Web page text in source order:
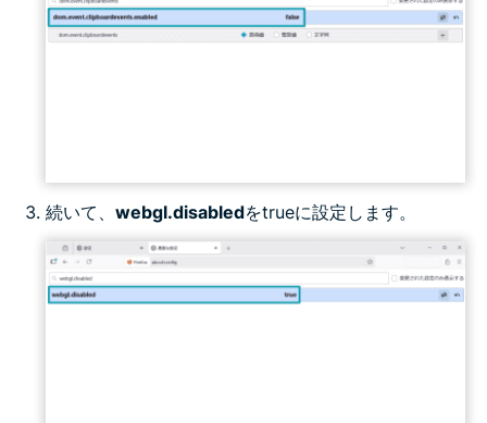
続いて、 webgl.disabledをtrueに設定します。